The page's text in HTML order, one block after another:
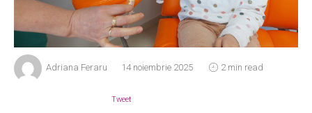
Adriana Feraru 14 noiembrie 2025 2 min read
Tweet